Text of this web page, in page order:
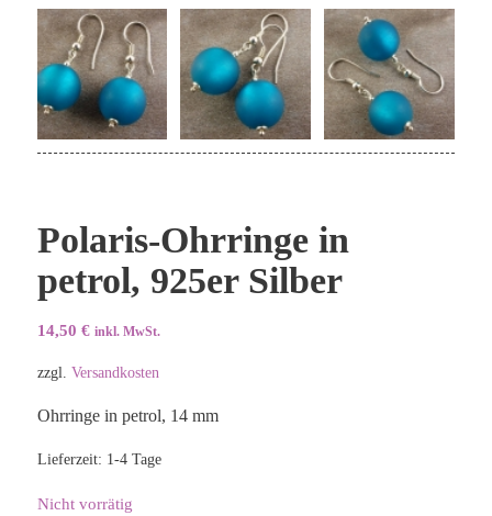
Polaris-Ohrringe in
petrol, 925er Silber
14,50 € inkl. MwSt.
zzgl. Versandkosten
Ohrringe in petrol, 14 mm
Lieferzeit: 1-4 Tage
Nicht vorrätig